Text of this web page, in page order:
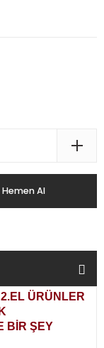
Hemen Al
ÜRÜNLER
BİR ŞEY